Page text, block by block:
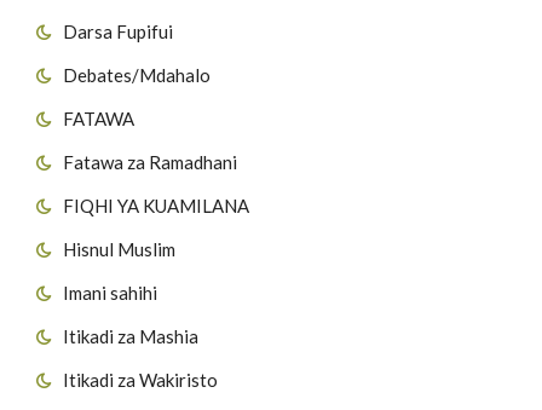
Darsa Fupifui
Debates/Mdahalo
FATAWA
Fatawa za Ramadhani
FIQHI YA KUAMILANA
Hisnul Muslim
Imani sahihi
Itikadi za Mashia
Itikadi za Wakiristo